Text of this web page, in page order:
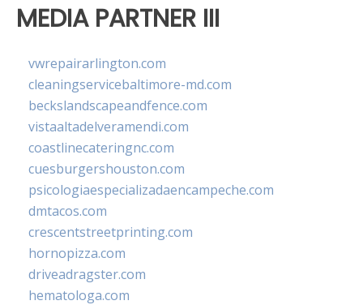
MEDIA PARTNER III
vwrepairarlington.com
cleaningservicebaltimore-md.com
beckslandscapeandfence.com
vistaaltadelveramendi.com
coastlinecateringnc.com
cuesburgershouston.com
psicologiaespecializadaencampeche.com
dmtacos.com
crescentstreetprinting.com
hornopizza.com
driveadragster.com
hematologa.com